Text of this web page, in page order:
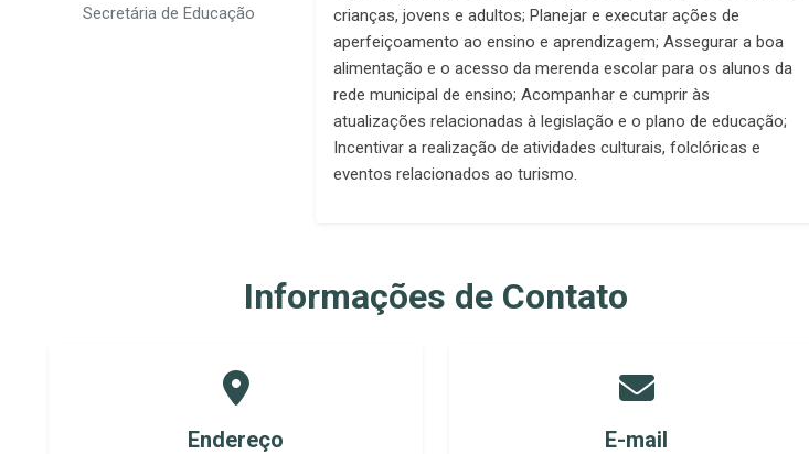
Secretária de Educação
crianças, jovens e adultos; Planejar e executar ações de
aperfeiçoamento ao ensino e aprendizagem; Assegurar a boa
alimentação e o acesso da merenda escolar para os alunos da
rede municipal de ensino; Acompanhar e cumprir às
atualizações relacionadas à legislação e o plano de educação;
Incentivar a realização de atividades culturais, folclóricas e
eventos relacionados ao turismo.
Informações de Contato
Endereço E-mail